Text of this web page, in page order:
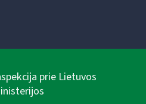
prie Lietuvos